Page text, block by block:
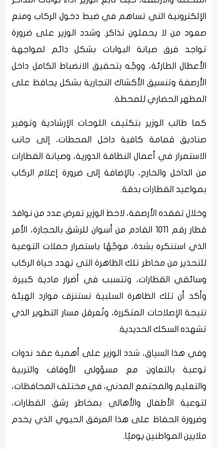
الإلكترونية التي تساهم في ضبط دخول الركاب ومنع
صعود من لا يحملون تذاكر. وشدد الوزير على ضرورة
تواجد فرق صيانة البوابات بشكل دائم لمواجهة
الأعطال الطارئة، ووجّه بتحقيق الانضباط الكامل داخل
الأرصفة وتنسيق الأكشاك التجارية بشكل يحافظ على
المظهر الحضاري للمحطة.
كما طالب الوزير بتكثيف اللوحات الإرشادية وتوفير
صناديق قمامة كافية داخل المحطات، إلى جانب
الاستمرار في أعمال النظافة الدورية، وصيانة القطارات
من الداخل والخارج، بالإضافة إلى ضرورة إعلام الركاب
بمواعيد القطارات بدقة.
وخلال تفقده الأرصفة، لاحظ الوزير تعرض عدد من نوافذ
قطار رقم 1011 القادم من أسوان للرشق بالحجارة، الأمر
الذي استنكره بشدة، موجّهًا باستمرار حملات التوعية
للتحذير من مخاطر تلك الظاهرة التي تهدد حياة الركاب
وسائقي القطارات، وتتسبب في أضرار مادية كبيرة.
وأكد أن تلك الظاهرة السلبية تستنزف موارد الهيئة
نتيجة الإصلاحات المتكررة، وتُعرقل مسار التطوير الذي
تشهده السكك الحديدية.
وفي هذا السياق، شدد الوزير على أهمية عقد ندوات
توعية بالتعاون مع مسؤولي الأوقاف والتربية
والتعليم والمجتمع المدني، في مختلف المحافظات،
لتوعية الأطفال والأهالي بمخاطر رشق القطارات،
وضرورة الحفاظ على هذا المرفق الحيوي الذي يخدم
ملايين المواطنين يوميًا.